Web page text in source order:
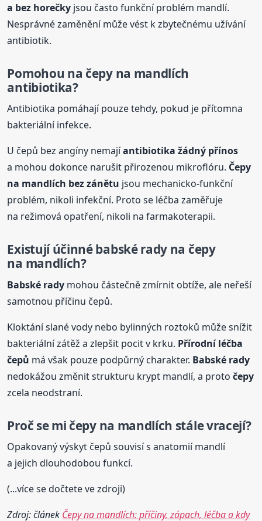
a bez horečky jsou často funkční problém mandlí.
Nesprávné zaměnění může vést k zbytečnému užívání
antibiotik.
Pomohou na čepy na mandlích
antibiotika?
Antibiotika pomáhají pouze tehdy, pokud je přítomna
bakteriální infekce.
U čepů bez angíny nemajíantibiotika žádný přínos
a mohou dokonce narušit přirozenou mikroflóru. Čepy
na mandlích bez zánětu jsou mechanicko-funkční
problém, nikoli infekční. Proto se léčba zaměřuje
na režimová opatření, nikoli na farmakoterapii.
Existují účinnébabskérady na čepy
na mandlích?
Babské rady mohou částečně zmírnit obtíže, ale neřeší
samotnou příčinu čepů.
Kloktání slané vody nebo bylinných roztoků může snížit
bakteriální zátěž a zlepšit pocit v krku. Přírodní léčba
čepů má však pouze podpůrný charakter. Babské rady
nedokážou změnit strukturu krypt mandlí, a protočepy
zcela neodstraní.
Proč se mi čepy na mandlích stále vracejí?
Opakovaný výskyt čepů souvisí s anatomií mandlí
a jejich dlouhodobou funkcí.
(...více se dočtete ve zdroji)
Zdroj: článek Čepy na mandlích: příčiny, zápach, léčba a kdy